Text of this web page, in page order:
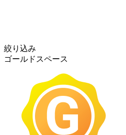
絞り込み
ゴールドスペース